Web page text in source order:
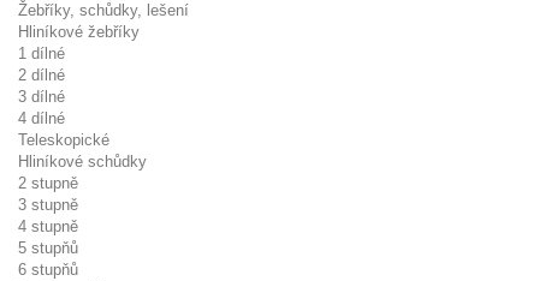
Žebříky, schůdky, lešení
Hliníkové žebříky
1 dílné
2 dílné
3 dílné
4 dílné
Teleskopické
Hliníkové schůdky
2 stupně
3 stupně
4 stupně
5 stupňů
6 stupňů